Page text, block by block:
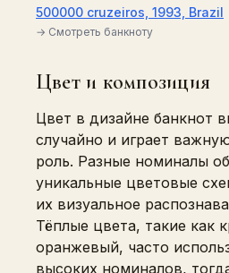
500000 cruzeiros, 1993, Brazil
→ Смотреть банкноту
Цвет и композиция
Цвет в дизайне банкнот
случайно и играет
роль. Разные номиналы
уникальные цветовые
их визуальное
Тёплые цвета, такие как
оранжевый, часто
высоких номиналов,